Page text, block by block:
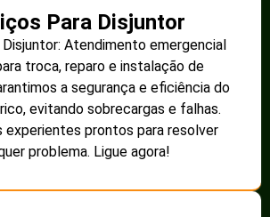
Para Disjuntor
Atendimento emergencial
troca, reparo e instalação de
a segurança e eficiência do
evitando sobrecargas e falhas.
experientes prontos para resolver
problema. Ligue agora!